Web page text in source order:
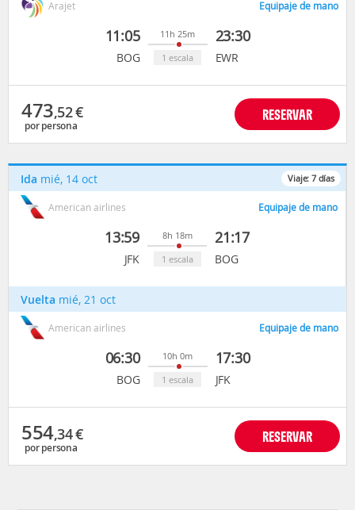
Arajet Equipaje de mano
11:05
BOG
11h 25m
1 escala
23:30
EWR
473,52€
por persona
RESERVAR
Viaje: 7 días
Ida mié, 14 oct
American airlines Equipaje de mano
13:59
JFK
8h 18m
1 escala
21:17
BOG
Vuelta mié, 21 oct
American airlines Equipaje de mano
06:30
BOG
10h 0m
1 escala
17:30
JFK
554,34€
por persona
RESERVAR